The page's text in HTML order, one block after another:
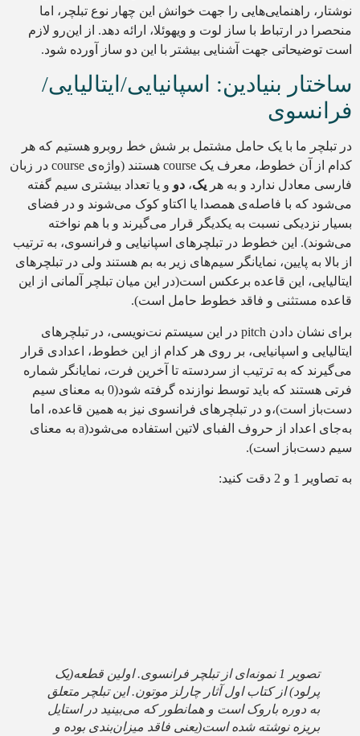
نوشتار، راهنمایی‌هایی را جهت خوانش این چهار نوع تبلچر، اما
منحصرا در ارتباط با ساز لوت و ویهوئلا، ارائه دهد. از این‌رو لازم
است توضیحاتی جهت آشنایی بیشتر با این دو ساز آورده شود.
ساختار بنیادین: اسپانیایی/ایتالیایی/
فرانسوی
در تبلچر ما با یک حامل مشتمل بر شش خط روبرو هستیم که هر
کدام از آن خطوط، معرف یک course هستند (واژه‌ی course در زبان
فارسی معادل ندارد و به هر یک، دو و یا تعداد بیشتری سیم گفته
می‌شود که با فاصله‌ی همصدا یا اکتاو کوک می‌شوند و در فضای
بسیار نزدیکی نسبت به یکدیگر قرار می‌گیرند و با هم نواخته
می‌شوند). این خطوط در تبلچرهای اسپانیایی و فرانسوی، به ترتیب
از بالا به پایین، نمایانگر سیم‌های زیر به بم هستند ولی در تبلچرهای
ایتالیایی، این قاعده برعکس است(در این میان تبلچر آلمانی از این
قاعده مستثنی و فاقد خطوط حامل است).
برای نشان دادن pitch در این سیستم نت‌نویسی، در تبلچرهای
ایتالیایی و اسپانیایی، بر روی هر کدام از این خطوط، اعدادی قرار
می‌گیرند که به ترتیب از سردسته تا آخرین فرت، نمایانگر شماره
فرتی هستند که باید توسط نوازنده گرفته شود(0 به معنای سیم
دست‌باز است)،و در تبلچرهای فرانسوی نیز به همین قاعده، اما
به‌جای اعداد از حروف الفبای لاتین استفاده می‌شود(a به معنای
سیم دست‌باز است).
به تصاویر 1 و 2 دقت کنید:
تصویر 1 نمونه‌ای از تبلچر فرانسوی. اولین قطعه(یک
پرلود) از کتاب اول آثار چارلز موتون. این تبلچر متعلق
به دوره باروک است و همانطور که می‌بینید در استایل
بریزه نوشته شده است(یعنی فاقد میزان‌بندی بوده و